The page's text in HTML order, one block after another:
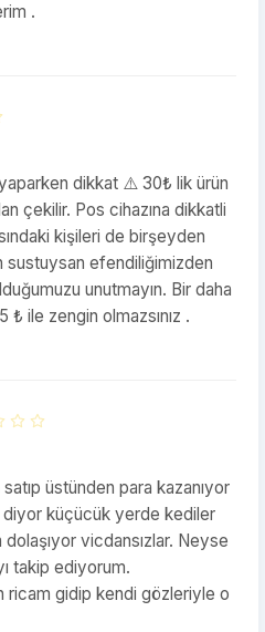
.
dikkat ⚠️ 30₺ lik ürün
çekilir. Pos cihazına dikkatli
kişileri de birşeyden
sustuysan efendiliğimizden
unutmayın. Bir daha
₺ ile zengin olmazsınız .
üstünden para kazanıyor
küçücük yerde kediler
vicdansızlar. Neyse
takip ediyorum.
ricam gidip kendi gözleriyle o